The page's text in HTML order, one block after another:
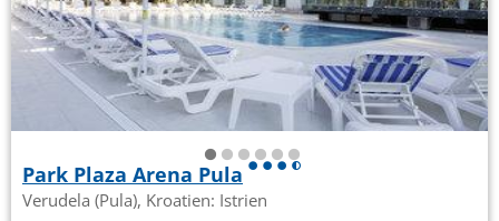
Park Plaza Arena Pula
Verudela (Pula), Kroatien: Istrien